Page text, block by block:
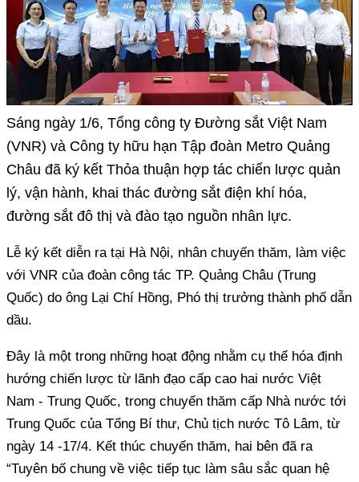
Sáng ngày 1/6, Tổng công ty Đường sắt Việt Nam
(VNR) và Công ty hữu hạn Tập đoàn Metro Quảng
Châu đã ký kết Thỏa thuận hợp tác chiến lược quản
lý, vận hành, khai thác đường sắt điện khí hóa,
đường sắt đô thị và đào tạo nguồn nhân lực.
Lễ ký kết diễn ra tại Hà Nội, nhân chuyến thăm, làm việc
với VNR của đoàn công tác TP. Quảng Châu (Trung
Quốc) do ông Lại Chí Hồng, Phó thị trưởng thành phố dẫn
dầu.
Đây là một trong những hoạt động nhằm cụ thể hóa định
hướng chiến lược từ lãnh đạo cấp cao hai nước Việt
Nam - Trung Quốc, trong chuyến thăm cấp Nhà nước tới
Trung Quốc của Tổng Bí thư, Chủ tịch nước Tô Lâm, từ
ngày 14 -17/4. Kết thúc chuyến thăm, hai bên đã ra
“Tuyên bố chung về việc tiếp tục làm sâu sắc quan hệ